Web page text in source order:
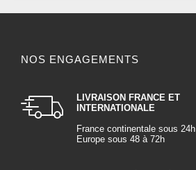
NOS ENGAGEMENTS
LIVRAISON FRANCE ET
INTERNATIONALE
France continentale sous 24h
Europe sous 48 à 72h